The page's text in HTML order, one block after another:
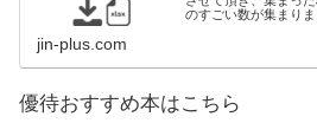
のすごい数が集まり
jin-plus.com
優待おすすめ本はこちら